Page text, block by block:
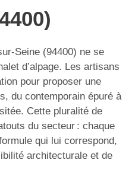
Seine (94400) ne se
d’alpage. Les artisans
pour proposer une
du contemporain épuré à
Cette pluralité de
du secteur : chaque
qui lui correspond,
architecturale et de